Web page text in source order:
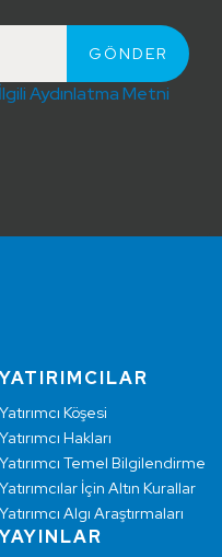
Aydınlatma Metni
YATIRIMCILAR
Yatırımcı Köşesi
Yatırımcı Hakları
Yatırımcı Temel Bilgilendirme
Yatırımcılar İçin Altın Kurallar
Yatırımcı Algı Araştırmaları
YAYINLAR